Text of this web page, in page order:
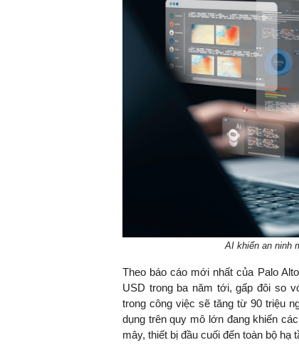
AI khiến an ninh
Theo báo cáo mới nhất của Palo
USD trong ba năm tới, gấp đôi so
trong công việc sẽ tăng từ 90 triệu
dụng trên quy mô lớn đang khiến
mây, thiết bị đầu cuối đến toàn bộ hạ